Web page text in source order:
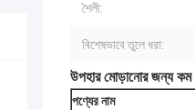
শৈলী:
বিশেষভাবে তুলে ধরা:
উপহার মোড়ানোর জন্য কম
পণ্যের নাম